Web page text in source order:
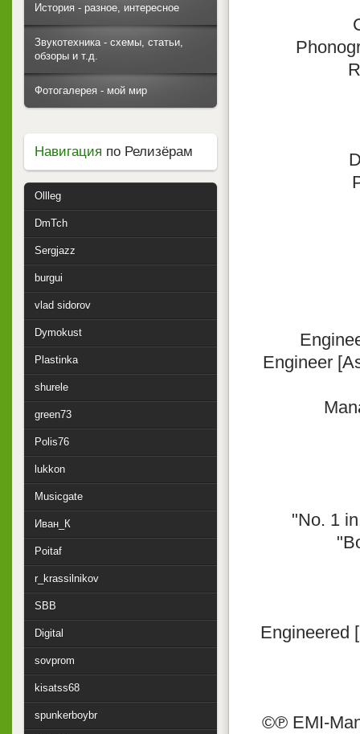
Engineer
"No. 1
Engineered
©℗ EMI-
История - разное, интересное
Звукотехника - схемы, статьи,
обзоры и т.д.
Фотогалерея - мой мир
Навигация по Релизёрам
Ollleg
DmTch
Sergjazz
burgui
vlad sidorov
Dymokust
Plastinka
shurele
green73
Polis76
lukkon
Musicgate
Иван_К
Poitaf
r_krassilnikov
SBB
Digital
sovprom
kisatss68
spunkerboybr